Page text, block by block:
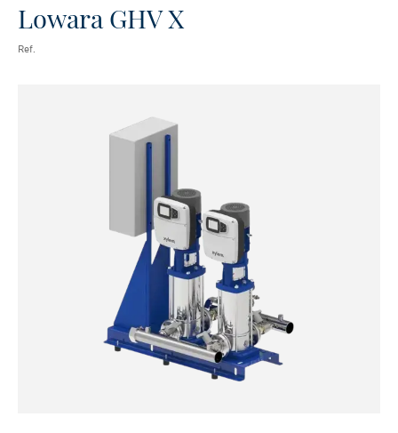
Lowara GHV X
Ref.